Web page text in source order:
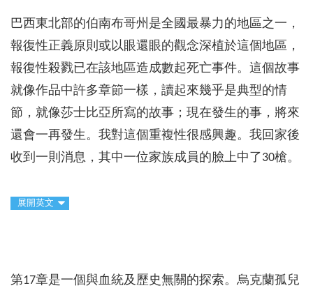
巴西東北部的伯南布哥州是全國最暴力的地區之一，
報復性正義原則或以眼還眼的觀念深植於這個地區，
報復性殺戮已在該地區造成數起死亡事件。這個故事
就像作品中許多章節一樣，讀起來幾乎是典型的情
節，就像莎士比亞所寫的故事；現在發生的事，將來
還會一再發生。我對這個重複性很感興趣。我回家後
收到一則消息，其中一位家族成員的臉上中了30槍。
展開英文
第17章是一個與血統及歷史無關的探索。烏克蘭孤兒